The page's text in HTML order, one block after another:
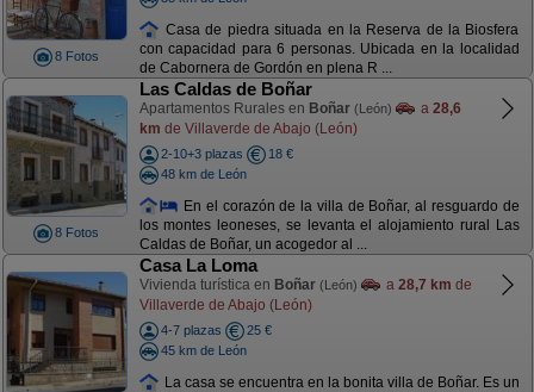
8 Fotos
Casa de piedra situada en la Reserva de la Biosfera
con capacidad para 6 personas. Ubicada en la localidad
de Cabornera de Gordón en plena R ...
8 Fotos
Las Caldas de Boñar
Apartamentos Rurales en Boñar (León) a 28,6
km de Villaverde de Abajo (León)
2-10+3 plazas
18 €
48 km de León
En el corazón de la villa de Boñar, al resguardo de
los montes leoneses, se levanta el alojamiento rural Las
Caldas de Boñar, un acogedor al ...
Casa La Loma
Vivienda turística en Boñar (León) a 28,7 km de
Villaverde de Abajo (León)
4-7 plazas
25 €
45 km de León
La casa se encuentra en la bonita villa de Boñar. Es un